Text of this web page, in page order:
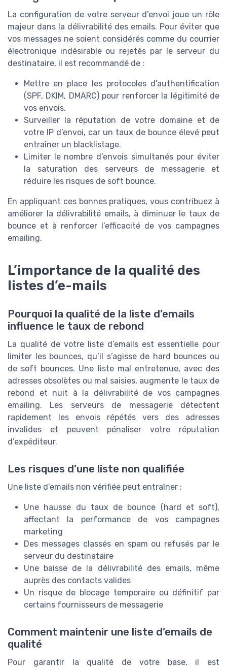
La configuration de votre serveur d’envoi joue un rôle
majeur dans la délivrabilité des emails. Pour éviter que
vos messages ne soient considérés comme du courrier
électronique indésirable ou rejetés par le serveur du
destinataire, il est recommandé de :
Mettre en place les protocoles d’authentification
(SPF, DKIM, DMARC) pour renforcer la légitimité de
vos envois.
Surveiller la réputation de votre domaine et de
votre IP d’envoi, car un taux de bounce élevé peut
entraîner un blacklistage.
Limiter le nombre d’envois simultanés pour éviter
la saturation des serveurs de messagerie et
réduire les risques de soft bounce.
En appliquant ces bonnes pratiques, vous contribuez à
améliorer la délivrabilité emails, à diminuer le taux de
bounce et à renforcer l’efficacité de vos campagnes
emailing.
L’importance de la qualité des
listes d’e-mails
Pourquoi la qualité de la liste d’emails
influence le taux de rebond
La qualité de votre liste d’emails est essentielle pour
limiter les bounces, qu’il s’agisse de hard bounces ou
de soft bounces. Une liste mal entretenue, avec des
adresses obsolètes ou mal saisies, augmente le taux de
rebond et nuit à la délivrabilité de vos campagnes
emailing. Les serveurs de messagerie détectent
rapidement les envois répétés vers des adresses
invalides et peuvent pénaliser votre réputation
d’expéditeur.
Les risques d’une liste non qualifiée
Une liste d’emails non vérifiée peut entraîner :
Une hausse du taux de bounce (hard et soft),
affectant la performance de vos campagnes
marketing
Des messages classés en spam ou refusés par le
serveur du destinataire
Une baisse de la délivrabilité des emails, même
auprès des contacts valides
Un risque de blocage temporaire ou définitif par
certains fournisseurs de messagerie
Comment maintenir une liste d’emails de
qualité
Pour garantir la qualité de votre base, il est